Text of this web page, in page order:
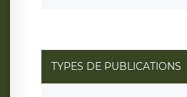
TYPES DE PUBLICATIONS